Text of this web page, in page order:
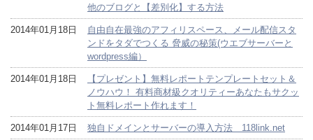
他のブログと【差別化】する方法
2014年01月18日
自由自在最強のアフィリスペース、メール配信スタ
ンドをタダでつくる 脅威の秘策(ウエブサーバーと
wordpress編）
2014年01月18日
【プレゼント】無料レポートテンプレートセット＆
ノウハウ！ 有料商材級クオリティーあなたもサクッ
ト無料レポート作れます！
2014年01月17日 独自ドメインとサーバーの導入方法 118link.net